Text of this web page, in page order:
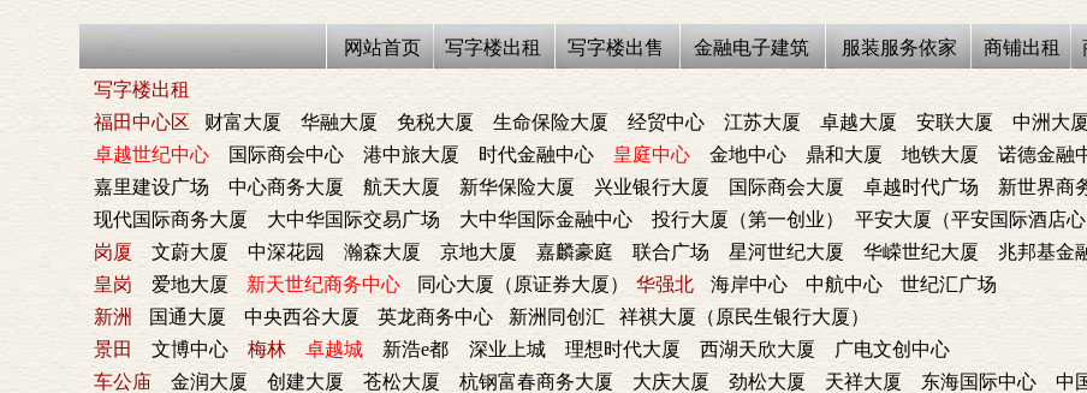
网站首页 写字楼出租 写字楼出售 金融电子建筑 服装服务依家 商铺出租
写字楼出租
福田中心区
财富大厦 华融大厦 免税大厦 生命保险大厦 经贸中心 江苏大厦 卓越大厦 安联大厦 中洲大厦
卓越世纪中心
国际商会中心 港中旅大厦 时代金融中心 皇庭中心 金地中心 鼎和大厦 地铁大厦 诺德金融
嘉里建设广场
中心商务大厦 航天大厦 新华保险大厦 兴业银行大厦 国际商会大厦 卓越时代广场 新世界商
现代国际商务大厦
大中华国际交易广场 大中华国际金融中心 投行大厦（第一创业）
平安大厦（平安国际酒店心
岗厦
文蔚大厦 中深花园 瀚森大厦 京地大厦 嘉麟豪庭 联合广场 星河世纪大厦 华嵘世纪大厦
兆邦基金
皇岗
爱地大厦 新天世纪商务中心 同心大厦（原证券大厦） 华强北 海岸中心 中航中心
世纪汇广场
新洲
国通大厦 中央西谷大厦 英龙商务中心 新洲同创汇
祥祺大厦（原民生银行大厦）
景田
文博中心 梅林 卓越城 新浩e都 深业上城 理想时代大厦 西湖天欣大厦
广电文创中心
车公庙
金润大厦 创建大厦 苍松大厦 杭钢富春商务大厦 大庆大厦 劲松大厦 天祥大厦 东海国际中心 中